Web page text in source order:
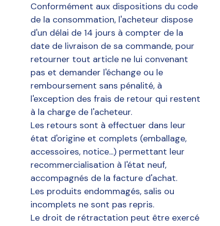
Conformément aux dispositions du code
de la consommation, l'acheteur dispose
d'un délai de 14 jours à compter de la
date de livraison de sa commande, pour
retourner tout article ne lui convenant
pas et demander l'échange ou le
remboursement sans pénalité, à
l'exception des frais de retour qui restent
à la charge de l'acheteur.
Les retours sont à effectuer dans leur
état d'origine et complets (emballage,
accessoires, notice...) permettant leur
recommercialisation à l'état neuf,
accompagnés de la facture d'achat.
Les produits endommagés, salis ou
incomplets ne sont pas repris.
Le droit de rétractation peut être exercé